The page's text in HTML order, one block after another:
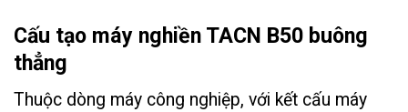
Cấu tạo máy nghiền TACN B50 buông
thẳng
Thuộc dòng máy công nghiệp, với kết cấu máy